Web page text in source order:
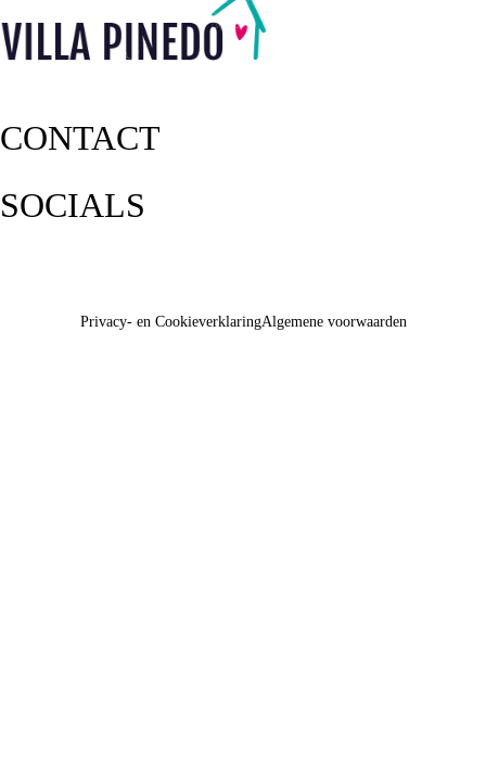
CONTACT
SOCIALS
Privacy- en CookieverklaringAlgemene voorwaarden